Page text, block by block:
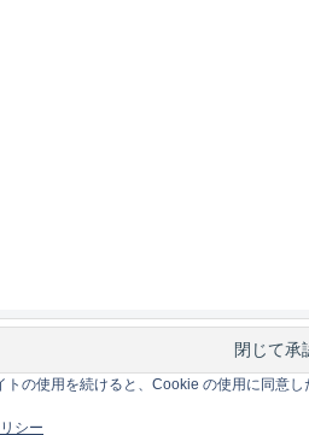
の使用を続けると、Cookie の使用に同意し
シー